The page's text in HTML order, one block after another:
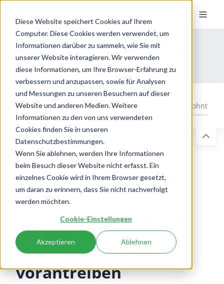
Diese Website speichert Cookies auf Ihrem
Computer. Diese Cookies werden verwendet, um
Informationen darüber zu sammeln, wie Sie mit
unserer Website interagieren. Wir verwenden
diese Informationen, um Ihre Browser-Erfahrung zu
verbessern und anzupassen, sowie für Analysen
und Messungen zu unseren Besuchern auf dieser
Website und anderen Medien. Weitere
Informationen zu den von uns verwendeten
Cookies finden Sie in unseren
Datenschutzbestimmungen.
Wenn Sie ablehnen, werden Ihre Informationen
beim Besuch dieser Website nicht erfasst. Ein
einzelnes Cookie wird in Ihrem Browser gesetzt,
um daran zu erinnern, dass Sie nicht nachverfolgt
werden möchten.
Cookie-Einstellungen
Akzeptieren Ablehnen
Der Blog für zukunftsfähige
Mobilität in Unternehmen
Zukunftssicheres Fuhrparkmanagement
Warum sich die Elektrifizierung Ihrer Flotte lohnt
Flottenmanagement:
Wie digitale
Abrechnungslösungen
die E-Mobilität in
Unternehmen
vorantreiben